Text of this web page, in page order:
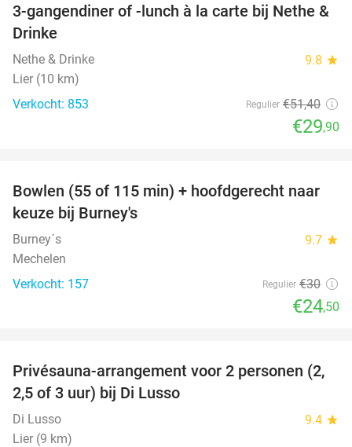
42%
3-gangendiner of -lunch à la carte bij Nethe &
Drinke
Nethe & Drinke 9.8 star
Lier (10 km)
Verkocht: 853
Regulier €51,40
€29,90
18%
Bowlen (55 of 115 min) + hoofdgerecht naar
keuze bij Burney's
Burney´s 9.7 star
Mechelen
Verkocht: 157
Regulier €30
€24,50
26%
Privésauna-arrangement voor 2 personen (2,
2,5 of 3 uur) bij Di Lusso
Di Lusso 9.4 star
Lier (9 km)